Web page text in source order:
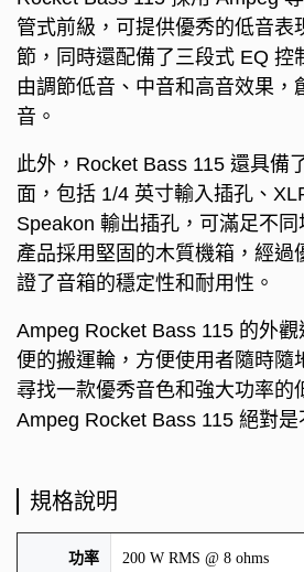
管式前級，可提供優秀的低音表
節，同時還配備了三段式 EQ 控
由調節低音、中音和高音效果，
音。
此外，Rocket Bass 115 還具備
面，包括 1/4 英寸輸入插孔、
Speakon 輸出插孔，可滿足不
產品採用堅固的木質機箱，經過
證了音箱的穩定性和耐用性。
Ampeg Rocket Bass 115 的外
便的搬運輪，方便使用者隨時隨
尋找一款優秀音色和強大功率的
Ampeg Rocket Bass 115 絕對是
規格說明
功率 200 W RMS @ 8 ohms